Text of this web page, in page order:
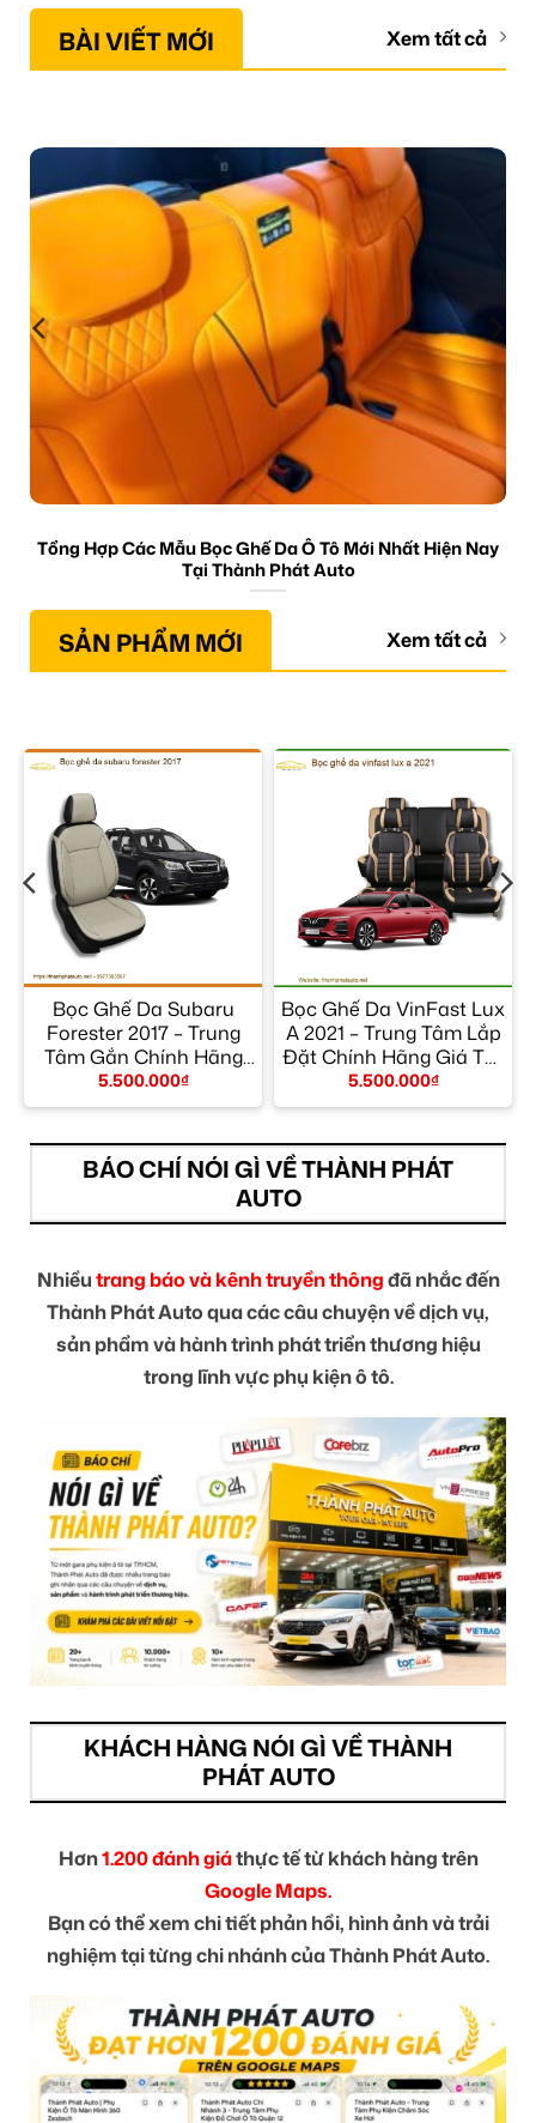
BÀI VIẾT MỚI Xem tất cả
Tổng Hợp Các Mẫu Bọc Ghế Da Ô Tô Mới Nhất Hiện Nay
Tại Thành Phát Auto
SẢN PHẨM MỚI Xem tất cả
Bọc Ghế Da Subaru
Forester 2017 – Trung
Tâm Gắn Chính Hãng
Giá Tốt TPHCM
5.500.000₫
Bọc Ghế Da VinFast Lux
A 2021 – Trung Tâm Lắp
Đặt Chính Hãng Giá Tốt
TPHCM
5.500.000₫
BÁO CHÍ NÓI GÌ VỀ THÀNH PHÁT
AUTO
Nhiềutrang báo và kênh truyền thôngđã nhắc đến
Thành Phát Auto qua các câu chuyện về dịch vụ,
sản phẩm và hành trình phát triển thương hiệu
trong lĩnh vực phụ kiện ô tô.
KHÁCH HÀNG NÓI GÌ VỀ THÀNH
PHÁT AUTO
Hơn1.200 đánh giáthực tế từ khách hàng trên
Google Maps.
Bạn có thể xem chi tiết phản hồi, hình ảnh và trải
nghiệm tại từng chi nhánh của Thành Phát Auto.